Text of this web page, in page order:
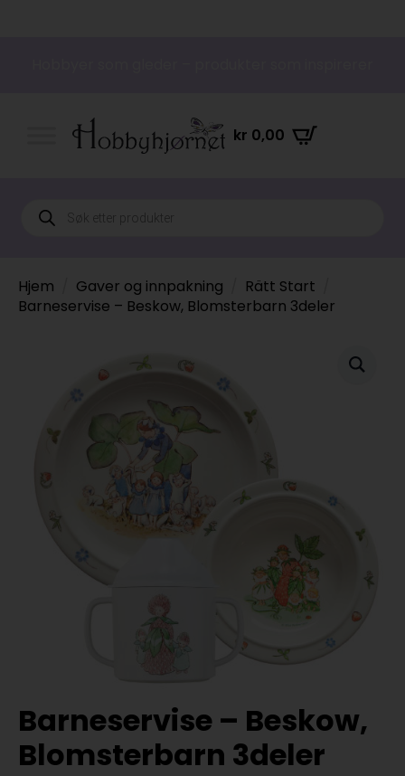
kr 0,00
Products
search
Hjem Gaver og innpakning
Rätt Start
Barneservise – Beskow, Blomsterbarn 3deler
Barneservise – Beskow,
Blomsterbarn 3deler